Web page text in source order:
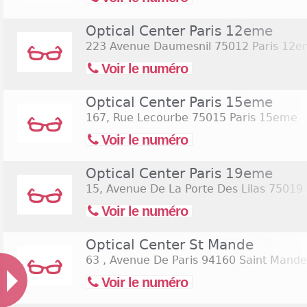
Optical Center Paris 12eme
223 Avenue Daumesnil 75012 Paris
Voir le numéro
Optical Center Paris 15eme
167, Rue Lecourbe 75015 Paris 15eme
Voir le numéro
Optical Center Paris 19eme
15, Avenue De La Porte Des Lilas 75019
Voir le numéro
Optical Center St Mande
63 , Avenue De Paris 94160 Saint Mande
Voir le numéro